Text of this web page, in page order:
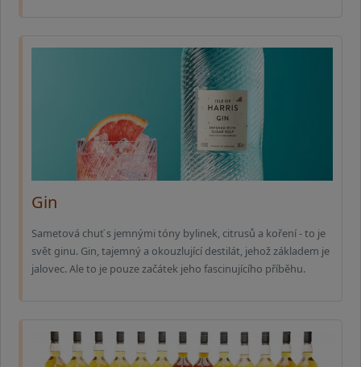
Gin
Sametová chuť s jemnými tóny bylinek, citrusů a koření - to je
svět ginu. Gin, tajemný a okouzlující destilát, jehož základem je
jalovec. Ale to je pouze začátek jeho fascinujícího příběhu.